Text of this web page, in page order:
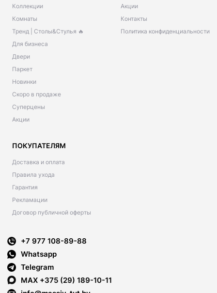
Коллекции
Комнаты
Тренд | Столы&Стулья 🔥
Для бизнеса
Двери
Паркет
Новинки
Скоро в продаже
Суперцены
Акции
Акции
Контакты
Политика конфиденциальности
ПОКУПАТЕЛЯМ
Доставка и оплата
Правила ухода
Гарантия
Рекламации
Договор публичной оферты
+7 977 108-89-88
Whatsapp
Telegram
MAX +375 (29) 189-10-11